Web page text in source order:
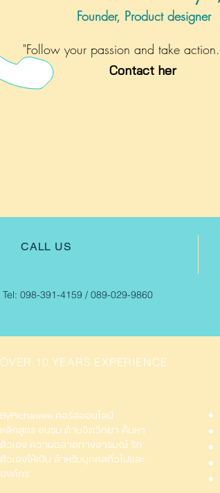
Founder, Product designer
"Follow your passion and take
Contact her
CALL US
Tel: 098-391-4159 / 089-029-9860
OVER 10 YEARS EXPERIENCE
ByPichawee คอร์สออนไลน์
หลักสูตร อบรม ด้านจิตวิทยา ค้นหา
ตัวเอง ความฉลาดทางอารมณ์ รัก
ตัวเองให้เป็น สำหรับบุคคลทั่วไปและ
องค์กร